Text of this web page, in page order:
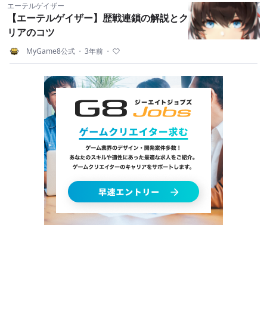
エーテルゲイザー
【エーテルゲイザー】歴戦連鎖の解説とク
リアのコツ
MyGame8公式 ・ 3年前 ・